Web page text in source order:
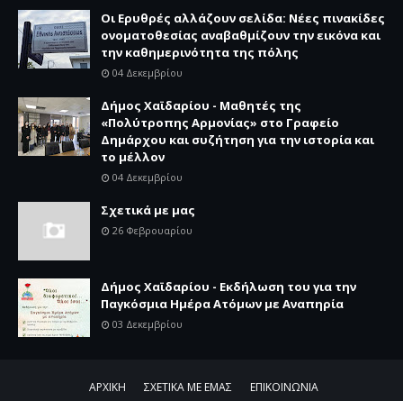
Οι Ερυθρές αλλάζουν σελίδα: Νέες πινακίδες
ονοματοθεσίας αναβαθμίζουν την εικόνα και
την καθημερινότητα της πόλης
04 Δεκεμβρίου
Δήμος Χαϊδαρίου - Μαθητές της
«Πολύτροπης Αρμονίας» στο Γραφείο
Δημάρχου και συζήτηση για την ιστορία και
το μέλλον
04 Δεκεμβρίου
Σχετικά με μας
26 Φεβρουαρίου
Δήμος Χαϊδαρίου - Εκδήλωση του για την
Παγκόσμια Ημέρα Ατόμων με Αναπηρία
03 Δεκεμβρίου
ΑΡΧΙΚΗ ΣΧΕΤΙΚΑ ΜΕ ΕΜΑΣ ΕΠΙΚΟΙΝΩΝΙΑ